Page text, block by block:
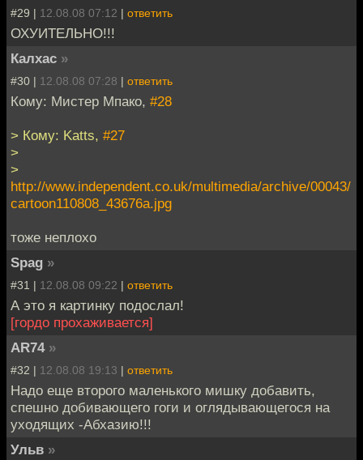
#29 | 12.08.08 07:12 | ответить
ОХУИТЕЛЬНО!!!
Калхас »
#30 | 12.08.08 07:28 | ответить
Кому: Мистер Мпако, #28
> Кому: Katts, #27
>
>
http://www.independent.co.uk/multimedia/archive/00043/
cartoon110808_43676a.jpg
тоже неплохо
Spag »
#31 | 12.08.08 09:22 | ответить
А это я картинку подослал!
[гордо прохаживается]
AR74 »
#32 | 12.08.08 19:13 | ответить
Надо еще второго маленького мишку добавить,
спешно добивающего гоги и оглядывающегося на
уходящих -Абхазию!!!
Ульв »